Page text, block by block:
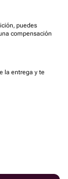
puedes
compensación
la entrega y te